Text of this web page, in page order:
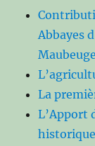
Abbayes
La
L’Apport